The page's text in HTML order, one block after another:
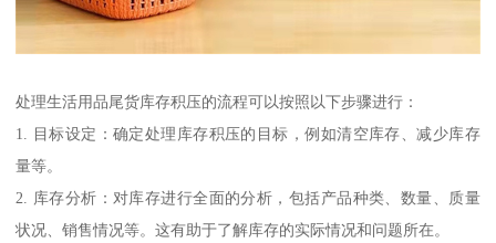
处理生活用品尾货库存积压的流程可以按照以下步骤进行：
1. 目标设定：确定处理库存积压的目标，例如清空库存、减少库存
量等。
2. 库存分析：对库存进行全面的分析，包括产品种类、数量、质量
状况、销售情况等。这有助于了解库存的实际情况和问题所在。